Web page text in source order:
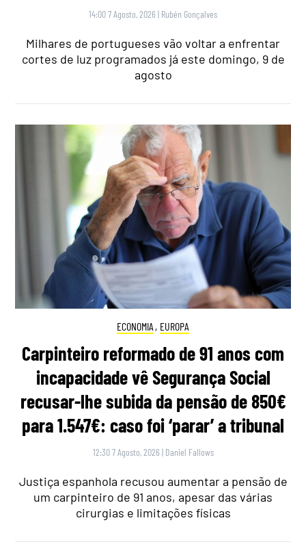
14:00 7 Agosto, 2026 | Rubén Gonçalves
Milhares de portugueses vão voltar a enfrentar
cortes de luz programados já este domingo, 9 de
agosto
ECONOMIA , EUROPA
Carpinteiro reformado de 91 anos com
incapacidade vê Segurança Social
recusar-lhe subida da pensão de 850€
para 1.547€: caso foi ‘parar’ a tribunal
12:30 7 Agosto, 2026 | Daniel Fallows
Justiça espanhola recusou aumentar a pensão de
um carpinteiro de 91 anos, apesar das várias
cirurgias e limitações físicas